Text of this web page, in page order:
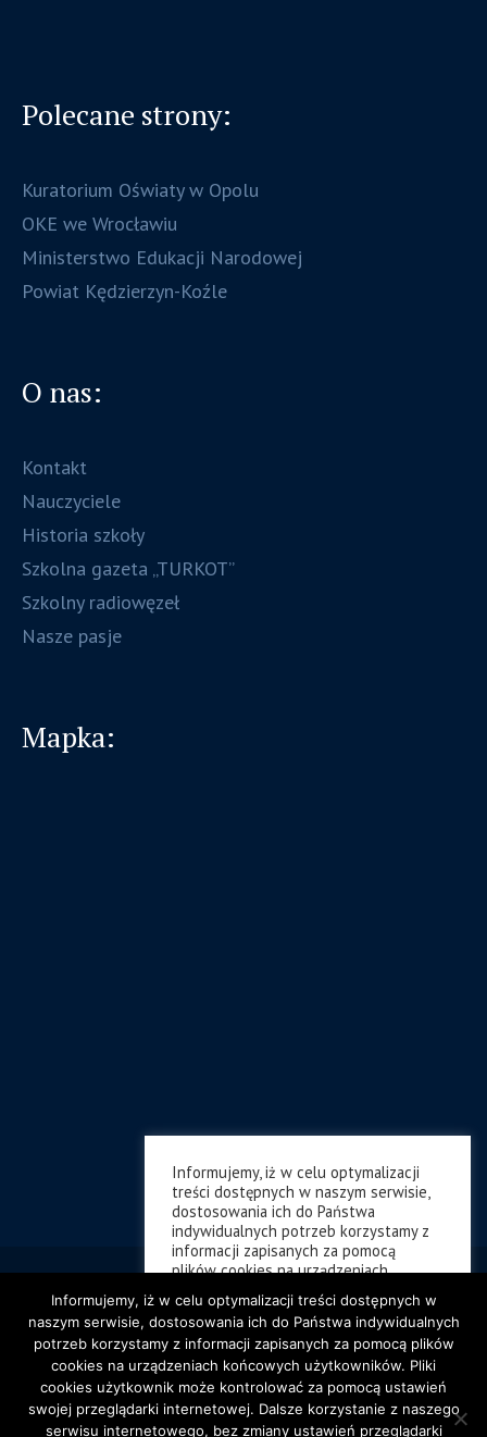
Polecane strony:
Kuratorium Oświaty w Opolu
OKE we Wrocławiu
Ministerstwo Edukacji Narodowej
Powiat Kędzierzyn-Koźle
O nas:
Kontakt
Nauczyciele
Historia szkoły
Szkolna gazeta „TURKOT”
Szkolny radiowęzeł
Nasze pasje
Mapka:
Informujemy, iż w celu optymalizacji
treści dostępnych w naszym serwisie,
dostosowania ich do Państwa
indywidualnych potrzeb korzystamy z
informacji zapisanych za pomocą
plików cookies na urządzeniach
końcowych użytkowników. Pliki cookies
użytkownik może kontrolować za
pomocą ustawień swojej przeglądarki
internetowej. Dalsze korzystanie z
naszego serwisu internetowego, bez
zmiany ustawień przeglądarki
internetowej oznacza, iż użytkownik
akceptuje stosowanie plików cookies
Informujemy, iż w celu optymalizacji treści dostępnych w
naszym serwisie, dostosowania ich do Państwa indywidualnych
potrzeb korzystamy z informacji zapisanych za pomocą plików
cookies na urządzeniach końcowych użytkowników. Pliki
cookies użytkownik może kontrolować za pomocą ustawień
swojej przeglądarki internetowej. Dalsze korzystanie z naszego
serwisu internetowego, bez zmiany ustawień przeglądarki